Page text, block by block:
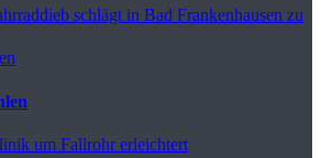
schlägt in Bad Frankenhausen zu
um Fallrohr erleichtert